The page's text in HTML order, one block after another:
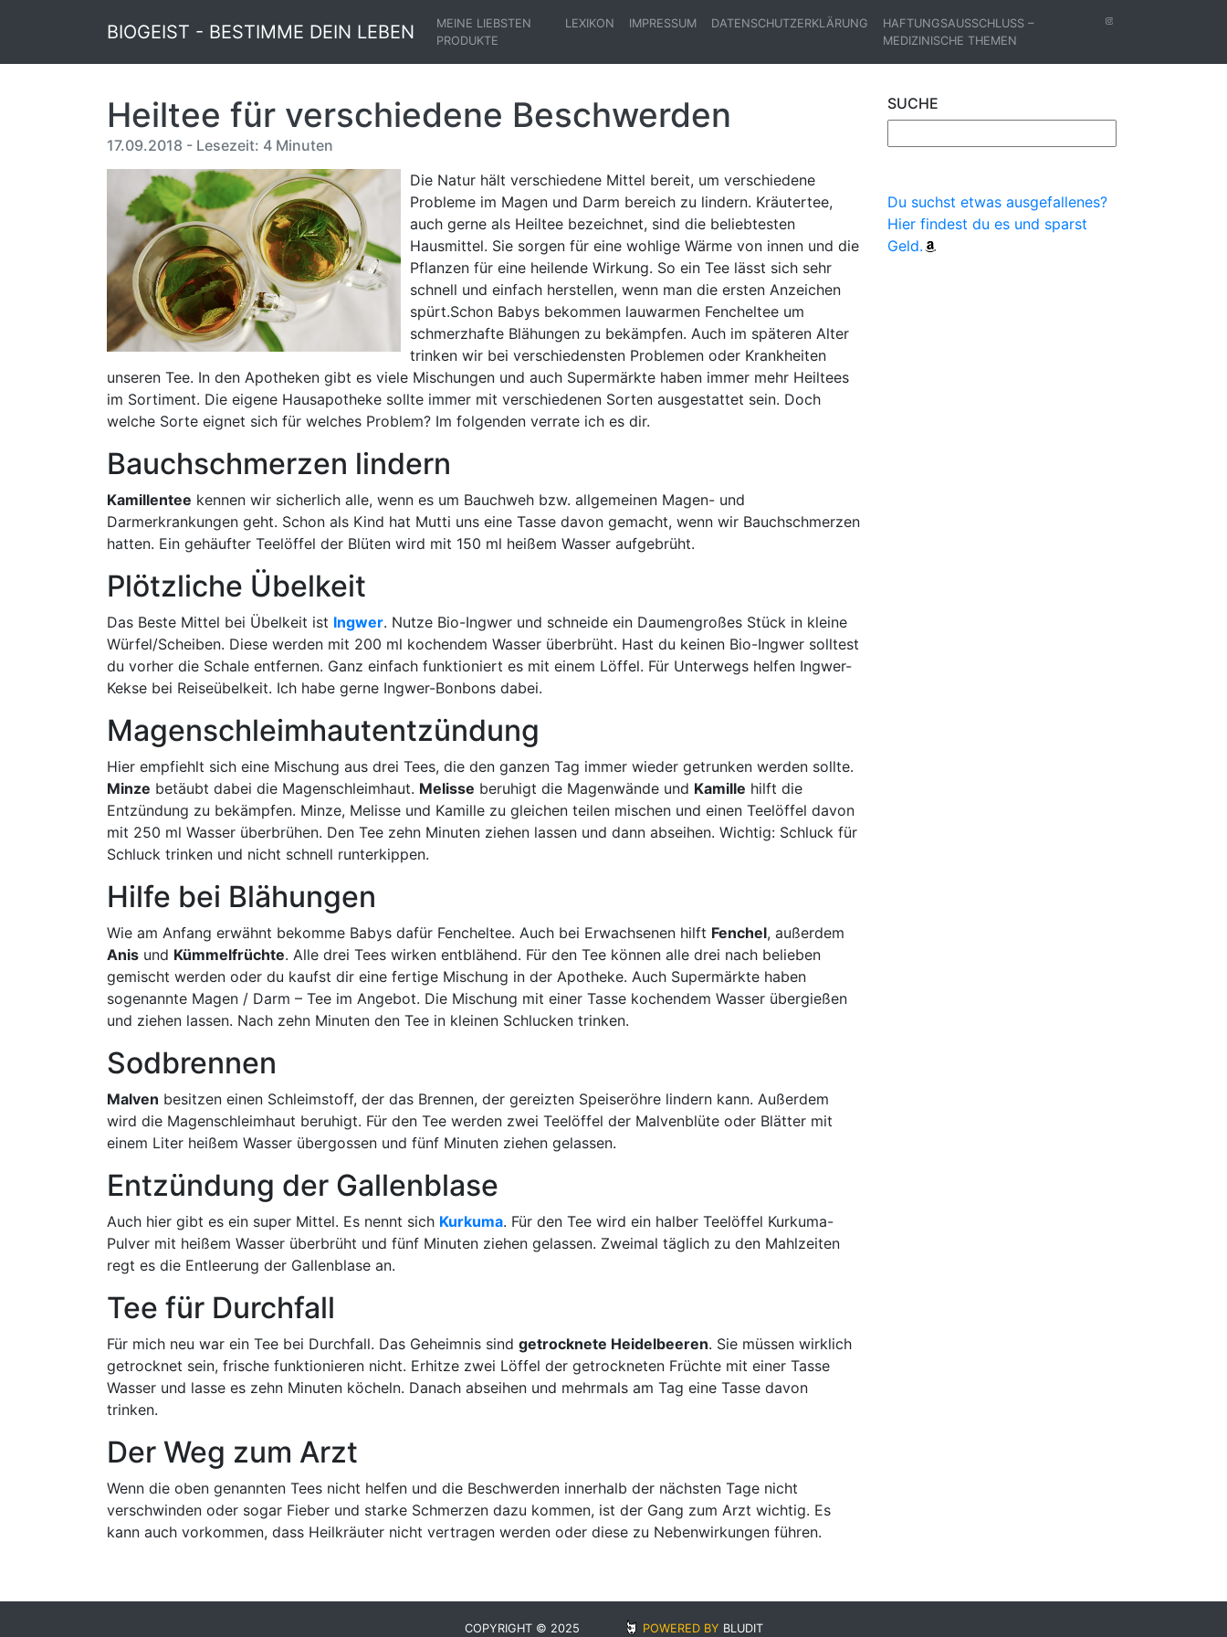
BIOGEIST - BESTIMME DEIN LEBEN
MEINE LIEBSTEN
PRODUKTE
LEXIKON IMPRESSUM DATENSCHUTZERKLÄRUNG
HAFTUNGSAUSSCHLUSS –
MEDIZINISCHE THEMEN
Heiltee für verschiedene Beschwerden
17.09.2018 - Lesezeit: 4 Minuten
Die Natur hält verschiedene Mittel bereit, um verschiedene
Probleme im Magen und Darm bereich zu lindern. Kräutertee,
auch gerne als Heiltee bezeichnet, sind die beliebtesten
Hausmittel. Sie sorgen für eine wohlige Wärme von innen und die
Pflanzen für eine heilende Wirkung. So ein Tee lässt sich sehr
schnell und einfach herstellen, wenn man die ersten Anzeichen
spürt.Schon Babys bekommen lauwarmen Fencheltee um
schmerzhafte Blähungen zu bekämpfen. Auch im späteren Alter
trinken wir bei verschiedensten Problemen oder Krankheiten
unseren Tee. In den Apotheken gibt es viele Mischungen und auch Supermärkte haben immer mehr Heiltees
im Sortiment. Die eigene Hausapotheke sollte immer mit verschiedenen Sorten ausgestattet sein. Doch
welche Sorte eignet sich für welches Problem? Im folgenden verrate ich es dir.
Bauchschmerzen lindern
Kamillentee kennen wir sicherlich alle, wenn es um Bauchweh bzw. allgemeinen Magen- und
Darmerkrankungen geht. Schon als Kind hat Mutti uns eine Tasse davon gemacht, wenn wir Bauchschmerzen
hatten. Ein gehäufter Teelöffel der Blüten wird mit 150 ml heißem Wasser aufgebrüht.
Plötzliche Übelkeit
Das Beste Mittel bei Übelkeit ist Ingwer. Nutze Bio-Ingwer und schneide ein Daumengroßes Stück in kleine
Würfel/Scheiben. Diese werden mit 200 ml kochendem Wasser überbrüht. Hast du keinen Bio-Ingwer solltest
du vorher die Schale entfernen. Ganz einfach funktioniert es mit einem Löffel. Für Unterwegs helfen Ingwer-
Kekse bei Reiseübelkeit. Ich habe gerne Ingwer-Bonbons dabei.
Magenschleimhautentzündung
Hier empfiehlt sich eine Mischung aus drei Tees, die den ganzen Tag immer wieder getrunken werden sollte.
Minze betäubt dabei die Magenschleimhaut. Melisse beruhigt die Magenwände und Kamille hilft die
Entzündung zu bekämpfen. Minze, Melisse und Kamille zu gleichen teilen mischen und einen Teelöffel davon
mit 250 ml Wasser überbrühen. Den Tee zehn Minuten ziehen lassen und dann abseihen. Wichtig: Schluck für
Schluck trinken und nicht schnell runterkippen.
Hilfe bei Blähungen
Wie am Anfang erwähnt bekomme Babys dafür Fencheltee. Auch bei Erwachsenen hilft Fenchel, außerdem
Anis und Kümmelfrüchte. Alle drei Tees wirken entblähend. Für den Tee können alle drei nach belieben
gemischt werden oder du kaufst dir eine fertige Mischung in der Apotheke. Auch Supermärkte haben
sogenannte Magen / Darm – Tee im Angebot. Die Mischung mit einer Tasse kochendem Wasser übergießen
und ziehen lassen. Nach zehn Minuten den Tee in kleinen Schlucken trinken.
Sodbrennen
Malven besitzen einen Schleimstoff, der das Brennen, der gereizten Speiseröhre lindern kann. Außerdem
wird die Magenschleimhaut beruhigt. Für den Tee werden zwei Teelöffel der Malvenblüte oder Blätter mit
einem Liter heißem Wasser übergossen und fünf Minuten ziehen gelassen.
Entzündung der Gallenblase
Auch hier gibt es ein super Mittel. Es nennt sich Kurkuma. Für den Tee wird ein halber Teelöffel Kurkuma-
Pulver mit heißem Wasser überbrüht und fünf Minuten ziehen gelassen. Zweimal täglich zu den Mahlzeiten
regt es die Entleerung der Gallenblase an.
Tee für Durchfall
Für mich neu war ein Tee bei Durchfall. Das Geheimnis sind getrocknete Heidelbeeren. Sie müssen wirklich
getrocknet sein, frische funktionieren nicht. Erhitze zwei Löffel der getrockneten Früchte mit einer Tasse
Wasser und lasse es zehn Minuten köcheln. Danach abseihen und mehrmals am Tag eine Tasse davon
trinken.
Der Weg zum Arzt
Wenn die oben genannten Tees nicht helfen und die Beschwerden innerhalb der nächsten Tage nicht
verschwinden oder sogar Fieber und starke Schmerzen dazu kommen, ist der Gang zum Arzt wichtig. Es
kann auch vorkommen, dass Heilkräuter nicht vertragen werden oder diese zu Nebenwirkungen führen.
SUCHE
Du suchst etwas ausgefallenes?
Hier findest du es und sparst
Geld.
COPYRIGHT © 2025 POWERED BY BLUDIT